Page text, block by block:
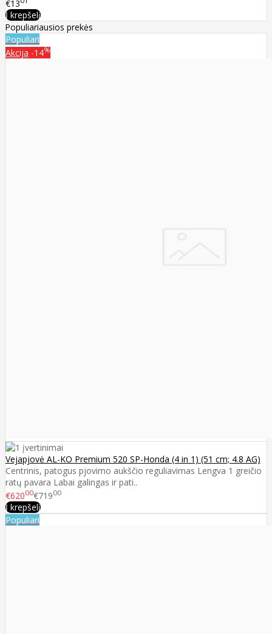
€13
Į krepšelį
Populiariausios prekės
Populiari
Akcija -14%
Vejapjovė AL-KO Premium 520 SP-Honda (4 in 1) (51 cm; 4.8 AG)
Centrinis, patogus pjovimo aukščio reguliavimas Lengva 1 greičio
ratų pavara Labai galingas ir pati..
€62000€71900
Į krepšelį
Populiari